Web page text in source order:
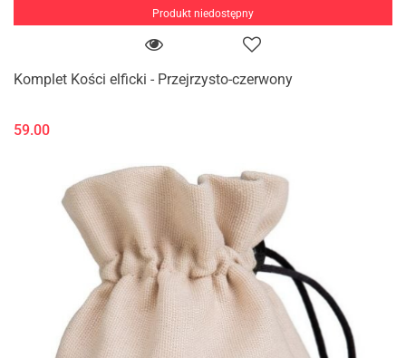
Produkt niedostępny
Komplet Kości elficki - Przejrzysto-czerwony
59.00